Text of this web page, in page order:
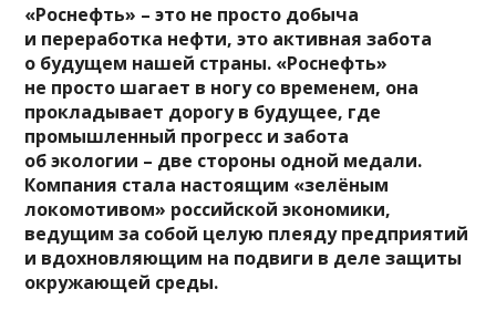
«Роснефть» – это не просто добыча
и переработка нефти, это активная забота
о будущем нашей страны. «Роснефть»
не просто шагает в ногу со временем, она
прокладывает дорогу в будущее, где
промышленный прогресс и забота
об экологии – две стороны одной медали.
Компания стала настоящим «зелёным
локомотивом» российской экономики,
ведущим за собой целую плеяду предприятий
и вдохновляющим на подвиги в деле защиты
окружающей среды.